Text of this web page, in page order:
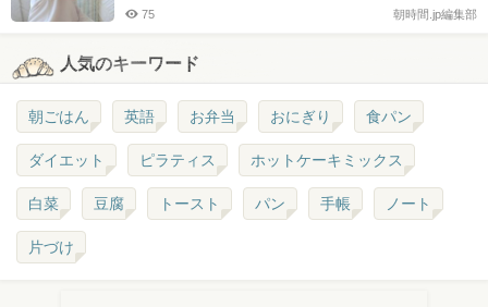
朝時間.jp編集部
75
人気のキーワード
朝ごはん 英語 お弁当 おにぎり 食パン
ダイエット ピラティス ホットケーキミックス
白菜 豆腐 トースト パン 手帳 ノート
片づけ